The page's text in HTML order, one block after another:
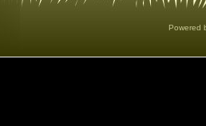
Powered